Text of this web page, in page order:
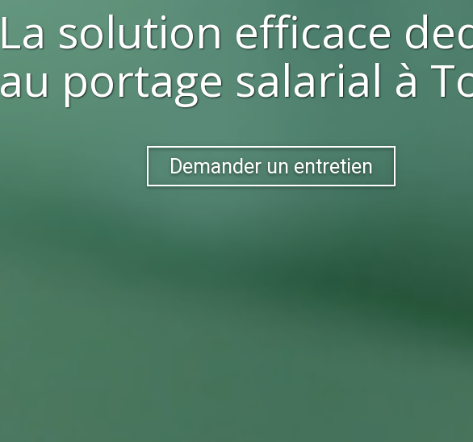
La solution efficace
au portage salarial à
Demander un entretien